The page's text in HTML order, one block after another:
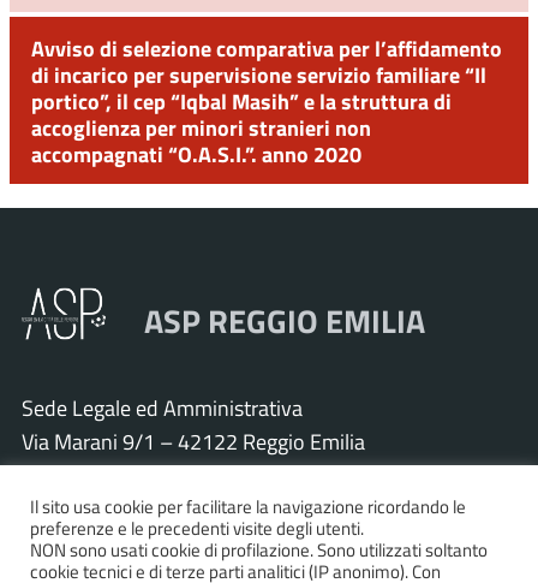
Avviso di selezione comparativa per l’affidamento
di incarico per supervisione servizio familiare “Il
portico”, il cep “Iqbal Masih” e la struttura di
accoglienza per minori stranieri non
accompagnati “O.A.S.I.”. anno 2020
ASP REGGIO EMILIA
Sede Legale ed Amministrativa
Via Marani 9/1 – 42122 Reggio Emilia
Tel. 0522 571011 – Fax 0522 571030
Cod. Fisc. e P.IVA 01925120352
PEC:asp.re@pcert.postecert.it
E-mail:info@asp.re.it
Il sito usa cookie per facilitare la navigazione ricordando le
preferenze e le precedenti visite degli utenti.
NON sono usati cookie di profilazione. Sono utilizzati soltanto
cookie tecnici e di terze parti analitici (IP anonimo). Con